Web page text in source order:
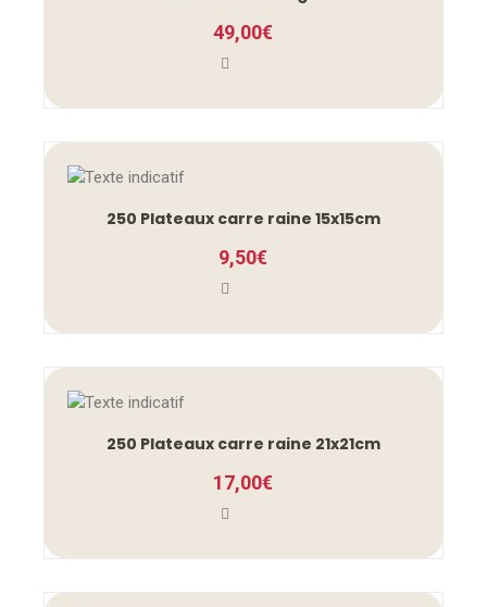
49,00€
250 Plateaux carre raine 15x15cm
9,50€
250 Plateaux carre raine 21x21cm
17,00€